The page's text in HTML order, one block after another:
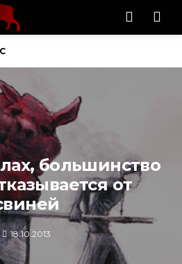
большинство
от
18.10.2013